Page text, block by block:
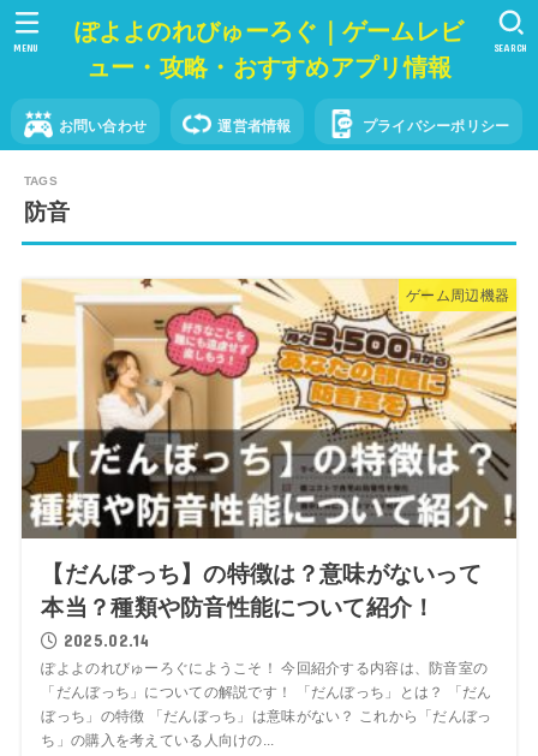
ぽよよのれびゅーろぐ｜ゲームレビ
ュー・攻略・おすすめアプリ情報
お問い合わせ 運営者情報 プライバシーポリシー
SEARCH
MENU
防音
ゲーム周辺機器
【だんぼっち】の特徴は？意味がないって
本当？種類や防音性能について紹介！
2025.02.14
ぽよよのれびゅーろぐにようこそ！ 今回紹介する内容は、防音室の
「だんぼっち」についての解説です！ 「だんぼっち」とは？ 「だん
ぼっち」の特徴 「だんぼっち」は意味がない？ これから「だんぼっ
ち」の購入を考えている人向けの...